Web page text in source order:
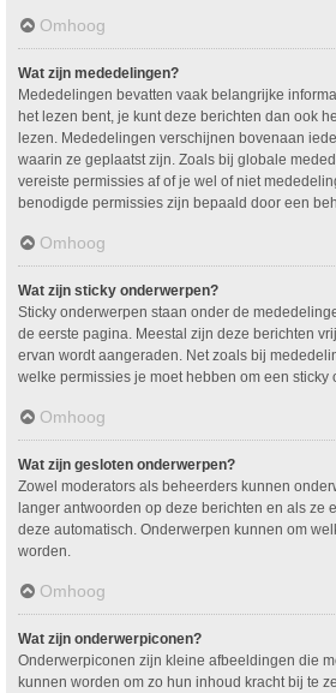
Omhoog
Wat zijn mededelingen?
Mededelingen bevatten vaak belangrijke
het lezen bent, je kunt deze berichten dan ook
lezen. Mededelingen verschijnen bovenaan
waarin ze geplaatst zijn. Zoals bij globale
vereiste permissies af of je wel of niet
benodigde permissies zijn bepaald door een
Omhoog
Wat zijn sticky onderwerpen?
Sticky onderwerpen staan onder de
de eerste pagina. Meestal zijn deze berichten
ervan wordt aangeraden. Net zoals bij
welke permissies je moet hebben om een sticky
Omhoog
Wat zijn gesloten onderwerpen?
Zowel moderators als beheerders kunnen
langer antwoorden op deze berichten en als ze
deze automatisch. Onderwerpen kunnen om
worden.
Omhoog
Wat zijn onderwerpiconen?
Onderwerpiconen zijn kleine afbeeldingen die
kunnen worden om zo hun inhoud kracht bij te